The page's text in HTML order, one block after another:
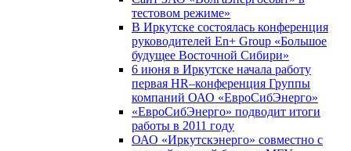
тестовом режиме»
В Иркутске состоялась конференция
руководителей En+ Group «Большое
будущее Восточной Сибири»
6 июня в Иркутске начала работу
первая HR–конференция Группы
компаний ОАО «ЕвроСибЭнерго»
«ЕвроСибЭнерго» подводит итоги
работы в 2011 году
ОАО «Иркутскэнерго» совместно с